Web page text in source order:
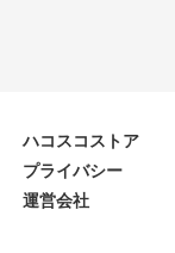
ハコスコストア
プライバシー
運営会社